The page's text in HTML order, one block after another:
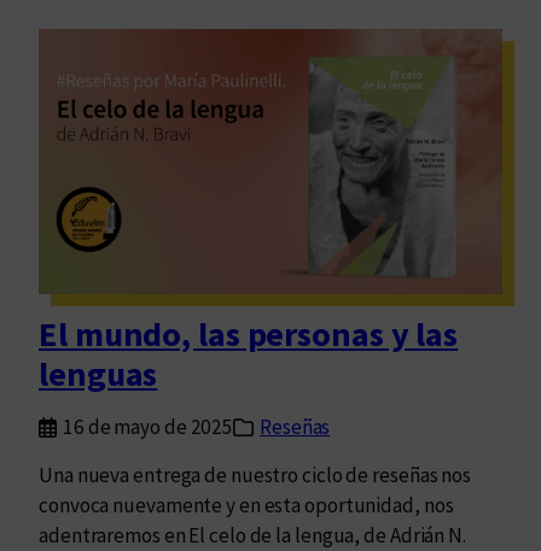
El mundo, las personas y las
lenguas
16 de mayo de 2025
Reseñas
Una nueva entrega de nuestro ciclo de reseñas nos
convoca nuevamente y en esta oportunidad, nos
adentraremos en El celo de la lengua, de Adrián N.